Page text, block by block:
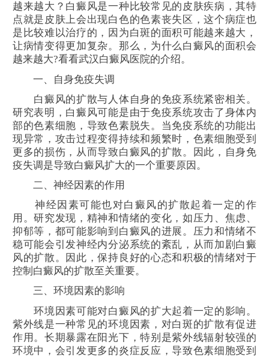
越来越大？白癜风是一种比较常见的皮肤疾病，其特
点就是皮肤上会出现白色的色素丧失区，这个病症也
是比较难以治疗的，因为白斑的面积可能越来越大，
让病情变得更加复杂。那么，为什么白癜风的面积会
越来越大?看看武汉白癜风医院的介绍。
一、自身免疫失调
白癜风的扩散与人体自身的免疫系统紧密相关。
研究表明，白癜风可能是由于免疫系统攻击了身体内
部的色素细胞，导致色素脱失。当免疫系统的功能出
现异常，攻击过程变得持续和频繁时，色素细胞受到
更多的损伤，从而导致白癜风的扩散。因此，自身免
疫失调是导致白癜风扩大的一个重要原因。
二、神经因素的作用
神经因素可能也对白癜风的扩散起着一定的作
用。研究发现，精神和情绪的变化，如压力、焦虑、
抑郁等，都可能影响到白癜风的进展。压力和情绪不
稳可能会引发神经内分泌系统的紊乱，从而加剧白癜
风的扩散。因此，保持良好的心态和积极的情绪对于
控制白癜风的扩散至关重要。
三、环境因素的影响
环境因素可能对白癜风的扩大起着一定的影响。
紫外线是一种常见的环境因素，对白斑的扩散有促进
作用。长期暴露在阳光下，特别是紫外线辐射较强的
环境中，会引发更多的炎症反应，导致色素细胞受到